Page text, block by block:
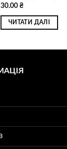
30.00₴
ЧИТАТИ ДАЛІ